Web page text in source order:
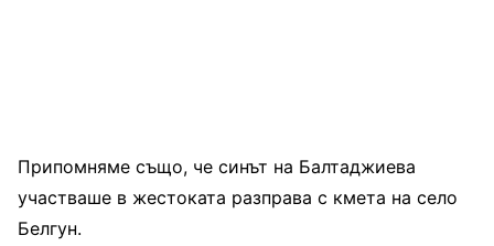
Припомняме също, че синът на Балтаджиева
участваше в жестоката разправа с кмета на село
Белгун.